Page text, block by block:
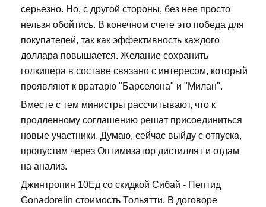
серьезно. Но, с другой стороны, без нее просто
нельзя обойтись. В конечном счете это победа для
покупателей, так как эффективность каждого
доллара повышается. Желание сохранить
голкипера в составе связано с интересом, который
проявляют к вратарю "Барселона" и "Милан".
Вместе с тем министры рассчитывают, что к
продленному соглашению решат присоединиться
новые участники. Думаю, сейчас выйду с отпуска,
пропустим через Оптимизатор дистиллят и отдам
на анализ.
Джинтропин 10Ед со скидкой Сибай - Пептид
Gonadorelin стоимость Тольятти. В договоре